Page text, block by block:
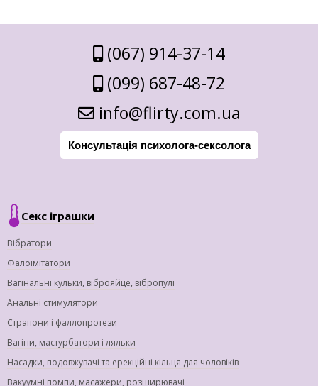
(067) 914-37-14
(099) 687-48-72
info@flirty.com.ua
Консультація психолога-сексолога
Секс іграшки
Вібратори
Фалоімітатори
Вагінальні кульки, віброяйце, вібропулі
Анальні стимулятори
Страпони і фаллопротези
Вагіни, мастурбатори і ляльки
Насадки, подовжувачі та ерекційні кільця для чоловіків
Вакуумні помпи, масажери, розширювачі